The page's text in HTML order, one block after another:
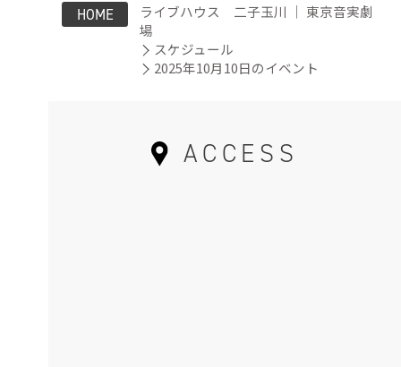
HOME
ライブハウス 二子玉川 ｜ 東京音実劇
場
スケジュール
2025年10月10日のイベント
ACCESS